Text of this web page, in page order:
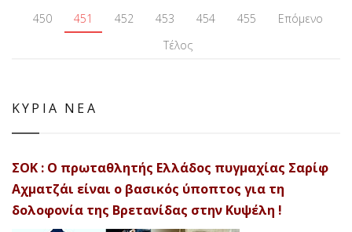
450
451 452 453 454 455
Επόμενο
Τέλος
ΚΥΡΙΑ ΝΕΑ
ΣΟΚ : Ο πρωταθλητής Ελλάδος πυγμαχίας Σαρίφ
Αχματζάι είναι ο βασικός ύποπτος για τη
δολοφονία της Βρετανίδας στην Κυψέλη !